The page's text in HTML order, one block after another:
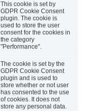
This cookie is set by
GDPR Cookie Consent
plugin. The cookie is
used to store the user
consent for the cookies in
the category
"Performance".
The cookie is set by the
GDPR Cookie Consent
plugin and is used to
store whether or not user
has consented to the use
of cookies. It does not
store any personal data.